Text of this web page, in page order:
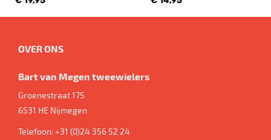
OVER ONS
Bart van Megen tweewielers
Groenestraat 175
6531 HE Nijmegen
Telefoon:+31 (0)24 356 52 24